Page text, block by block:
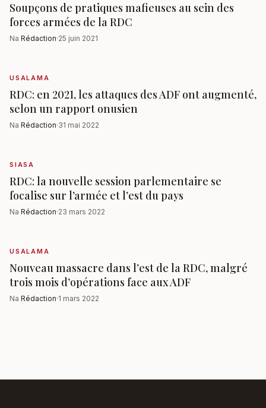
Soupçons de pratiques mafieuses au sein des
forces armées de la RDC
Na Rédaction·25 juin 2021
USALAMA
RDC: en 2021, les attaques des ADF ont augmenté,
selon un rapport onusien
Na Rédaction·31 mai 2022
SIASA
RDC: la nouvelle session parlementaire se
focalise sur l’armée et l’est du pays
Na Rédaction·23 mars 2022
USALAMA
Nouveau massacre dans l’est de la RDC, malgré
trois mois d’opérations face aux ADF
Na Rédaction·1 mars 2022